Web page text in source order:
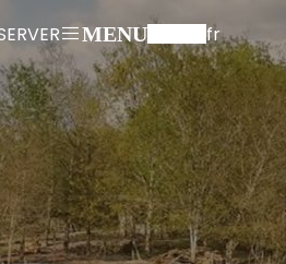
MENU fr